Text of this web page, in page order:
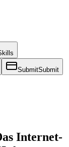
SubmitSubmit
Internet-